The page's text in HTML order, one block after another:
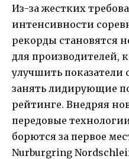
Из-за жестких
интенсивности
рекорды становятся
для производителей,
улучшить показатели
занять лидирующие
рейтинге. Внедряя
передовые
борются за первое
Nurburgring